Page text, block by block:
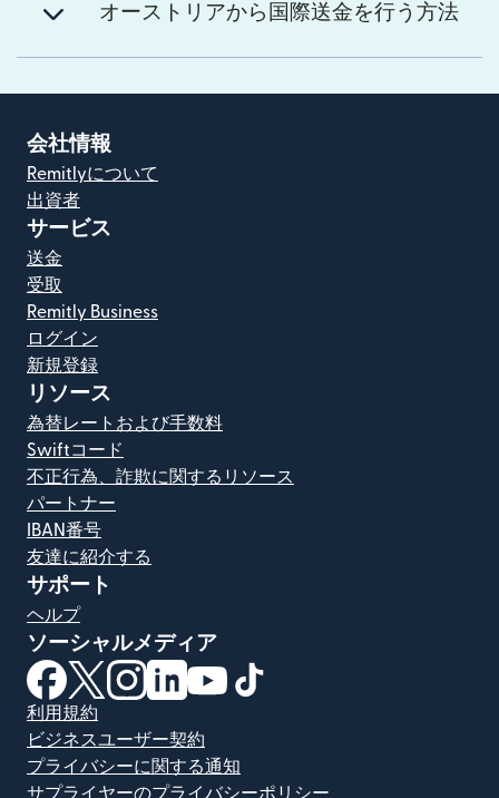
オーストリアから国際送金を行う方法
会社情報
Remitlyについて
出資者
サービス
送金
受取
Remitly Business
ログイン
新規登録
リソース
為替レートおよび手数料
Swiftコード
不正行為、詐欺に関するリソース
パートナー
IBAN番号
友達に紹介する
サポート
ヘルプ
ソーシャルメディア
（別ウィンドウで開きます）
（別ウィンドウで開きます）
（別ウィンドウで開きます）
（別ウィンドウで開きます）
（別ウィンドウで開きます）
利用規約
ビジネスユーザー契約
プライバシーに関する通知
サプライヤーのプライバシーポリシー